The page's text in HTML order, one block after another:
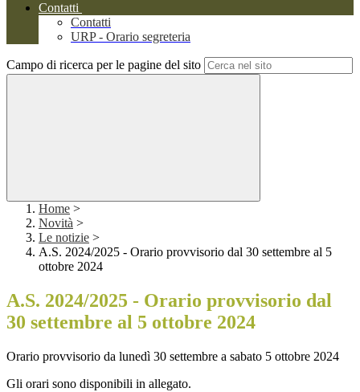
Contatti
Contatti
URP - Orario segreteria
Campo di ricerca per le pagine del sito
Home >
Novità >
Le notizie >
A.S. 2024/2025 - Orario provvisorio dal 30 settembre al 5
ottobre 2024
A.S. 2024/2025 - Orario provvisorio dal
30 settembre al 5 ottobre 2024
Orario provvisorio da lunedì 30 settembre a sabato 5 ottobre 2024
Gli orari sono disponibili in allegato.